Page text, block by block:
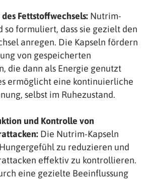
Fettstoffwechsels: Nutrim-
so formuliert, dass sie gezielt den
anregen. Die Kapseln fördern
von gespeicherten
die dann als Energie genutzt
ermöglicht eine kontinuierliche
selbst im Ruhezustand.
und Kontrolle von
Die Nutrim-Kapseln
zu reduzieren und
effektiv zu kontrollieren.
eine gezielte Beeinflussung